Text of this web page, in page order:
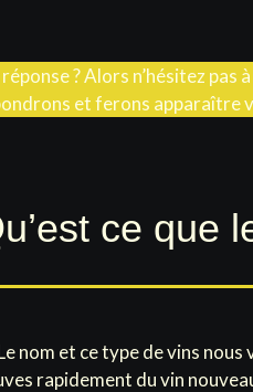
? Alors n’hésitez pas
et ferons apparaître
ce que
nom et ce type de vins nous
rapidement du vin